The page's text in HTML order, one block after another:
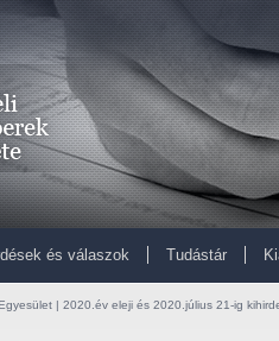
és válaszok Tudástár
| 2020.év eleji és 2020.július 21-ig